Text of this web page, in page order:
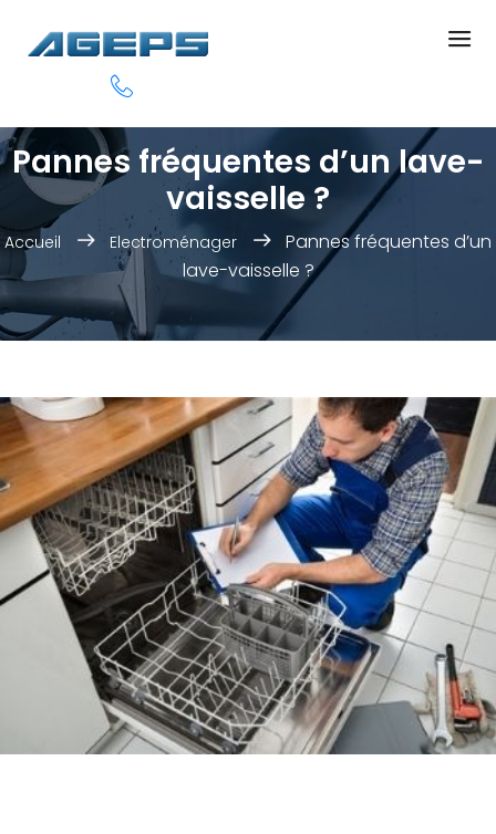
Pannes fréquentes d’un lave-
vaisselle ?
Accueil Electroménager
Pannes fréquentes d’un
lave-vaisselle ?